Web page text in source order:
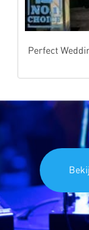
Perfect